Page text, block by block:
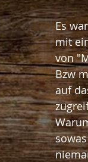
Es
mit
von
Bzw
auf